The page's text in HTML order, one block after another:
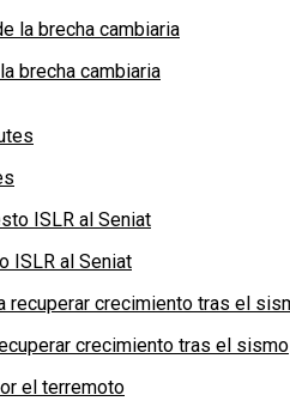
brecha cambiaria
ISLR al Seniat
crecimiento tras el sismo